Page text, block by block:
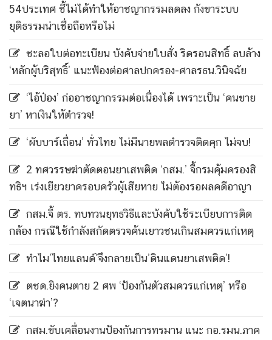
54ประเทศ ชี้ไม่ได้ทำให้อาชญากรรมลดลง กังขาระบบ
ยุติธรรมน่าเชื่อถือหรือไม่
ชะลอใบต่อทะเบียน บังคับจ่ายใบสั่ง ริดรอนสิทธิ์ ลบล้าง
‘หลักผู้บริสุทธิ์’ แนะฟ้องต่อศาลปกครอง-ศาลรธน.วินิจฉัย
‘ไอ้ป๋อง’ ก่ออาชญากรรมต่อเนื่องได้ เพราะเป็น ‘คนขาย
ยา’ หาเงินให้ตำรวจ!
‘ผับบาร์เถื่อน’ ทั่วไทย ไม่มีนายพลตำรวจติดคุก ไม่จบ!
2 ทศวรรษฆ่าตัดตอนยาเสพติด ‘กสม.’ จี้กรมคุ้มครองสิ
ทธิฯ เร่งเยียวยาครอบครัวผู้เสียหาย ไม่ต้องรอผลคดีอาญา
กสม.จี้ ตร. ทบทวนยุทธวิธีและบังคับใช้ระเบียบการติด
กล้อง กรณีใช้กำลังสกัดตรวจค้นเยาวชนเกินสมควรแก่เหตุ
ทำไม’ไทยแลนด์’จึงกลายเป็น’ดินแดนยาเสพติด’!
ตชด.ยิงคนตาย 2 ศพ ‘ป้องกันตัวสมควรแก่เหตุ’ หรือ
‘เจตนาฆ่า’?
กสม.ขับเคลื่อนงานป้องกันการทรมาน แนะ กอ.รมน.ภาค